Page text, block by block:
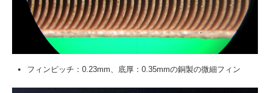
フィンピッチ：0.23mm、底厚：0.35mmの銅製の微細フィン